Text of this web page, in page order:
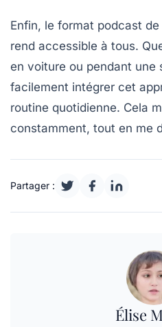
Enfin, le format podcast de
rend accessible à tous.
en voiture ou pendant une
facilement intégrer cet
routine quotidienne. Cela
constamment, tout en me
Partager :
Élise